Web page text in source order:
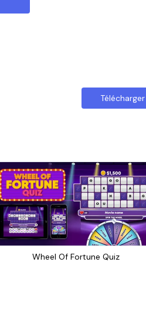
Télécharger
Wheel Of Fortune Quiz